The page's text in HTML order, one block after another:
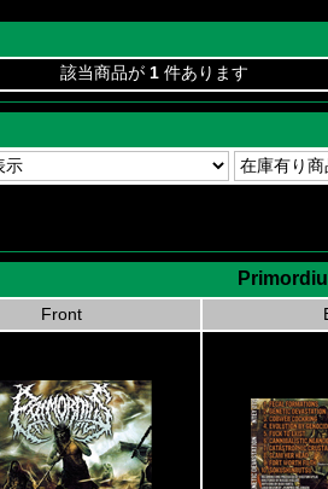
該当商品が 1 件あります
Front